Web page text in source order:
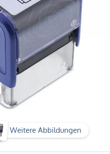
Weitere Abbildungen